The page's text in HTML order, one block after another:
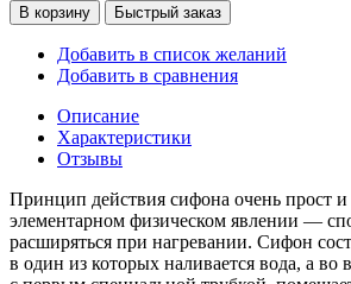
В корзину Быстрый заказ
Добавить в список желаний
Добавить в сравнения
Описание
Характеристики
Отзывы
Принцип действия сифона очень прост и
элементарном физическом явлении ―
расширяться при нагревании. Сифон
в один из которых наливается вода, а во